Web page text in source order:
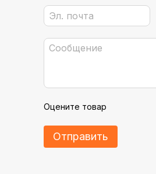
Оцените товар
Отправить